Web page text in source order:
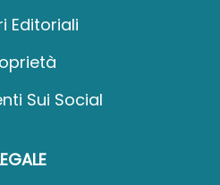
Editoriali
Sui Social